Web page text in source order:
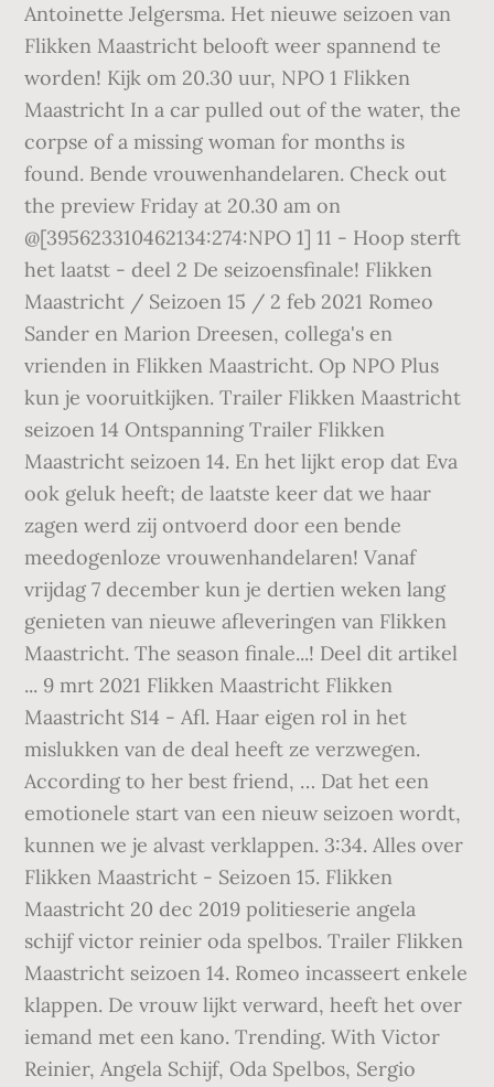
Antoinette Jelgersma. Het nieuwe seizoen van
Flikken Maastricht belooft weer spannend te
worden! Kijk om 20.30 uur, NPO 1 Flikken
Maastricht In a car pulled out of the water, the
corpse of a missing woman for months is
found. Bende vrouwenhandelaren. Check out
the preview Friday at 20.30 am on
@[395623310462134:274:NPO 1] 11 - Hoop sterft
het laatst - deel 2 De seizoensfinale! Flikken
Maastricht / Seizoen 15 / 2 feb 2021 Romeo
Sander en Marion Dreesen, collega's en
vrienden in Flikken Maastricht. Op NPO Plus
kun je vooruitkijken. Trailer Flikken Maastricht
seizoen 14 Ontspanning Trailer Flikken
Maastricht seizoen 14. En het lijkt erop dat Eva
ook geluk heeft; de laatste keer dat we haar
zagen werd zij ontvoerd door een bende
meedogenloze vrouwenhandelaren! Vanaf
vrijdag 7 december kun je dertien weken lang
genieten van nieuwe afleveringen van Flikken
Maastricht. The season finale...! Deel dit artikel
... 9 mrt 2021 Flikken Maastricht Flikken
Maastricht S14 - Afl. Haar eigen rol in het
mislukken van de deal heeft ze verzwegen.
According to her best friend, … Dat het een
emotionele start van een nieuw seizoen wordt,
kunnen we je alvast verklappen. 3:34. Alles over
Flikken Maastricht - Seizoen 15. Flikken
Maastricht 20 dec 2019 politieserie angela
schijf victor reinier oda spelbos. Trailer Flikken
Maastricht seizoen 14. Romeo incasseert enkele
klappen. De vrouw lijkt verward, heeft het over
iemand met een kano. Trending. With Victor
Reinier, Angela Schijf, Oda Spelbos, Sergio